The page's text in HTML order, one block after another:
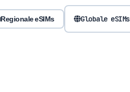
Regionale eSIMs Globale eSIMs